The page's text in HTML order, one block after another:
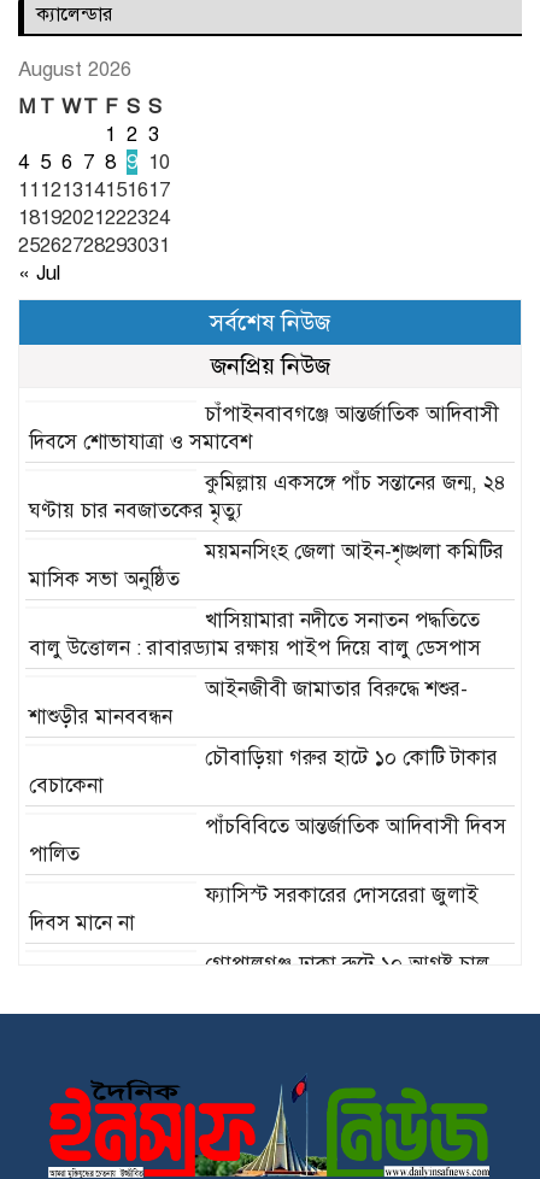
ক্যালেন্ডার
August 2026
M T WT F S S
1 2 3
4 5 6 7 8 9 10
11121314151617
18192021222324
25262728293031
« Jul
সর্বশেষ নিউজ
জনপ্রিয় নিউজ
চাঁপাইনবাবগঞ্জে আন্তর্জাতিক আদিবাসী
দিবসে শোভাযাত্রা ও সমাবেশ
কুমিল্লায় একসঙ্গে পাঁচ সন্তানের জন্ম, ২৪
ঘণ্টায় চার নবজাতকের মৃত্যু
ময়মনসিংহ জেলা আইন-শৃঙ্খলা কমিটির
মাসিক সভা অনুষ্ঠিত
খাসিয়ামারা নদীতে সনাতন পদ্ধতিতে
বালু উত্তোলন : রাবারড্যাম রক্ষায় পাইপ দিয়ে বালু ডেসপাস
আইনজীবী জামাতার বিরুদ্ধে শশুর-
শাশুড়ীর মানববন্ধন
চৌবাড়িয়া গরুর হাটে ১০ কোটি টাকার
বেচাকেনা
পাঁচবিবিতে আন্তর্জাতিক আদিবাসী দিবস
পালিত
ফ্যাসিস্ট সরকারের দোসরেরা জুলাই
দিবস মানে না
গোপালগঞ্জ-ঢাকা রুটে ১০ আগষ্ট চালু
শান্তিনিকেতনে